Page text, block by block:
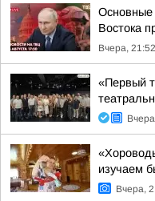
Основные
Востока
Вчера, 21:52
«Первый
изучаем
Вчера,